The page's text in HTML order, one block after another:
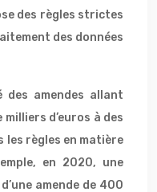
des règles strictes
des données
des amendes allant
d’euros à des
règles en matière
en 2020, une
amende de 400